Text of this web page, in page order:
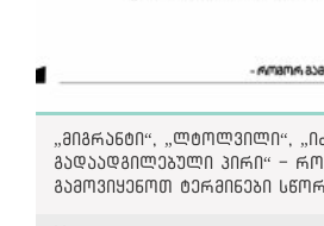
„მიგრანტი“, „ლტოლვილი“,
გადაადგილებული პირი“ -
გამოვიყენოთ ტერმინები